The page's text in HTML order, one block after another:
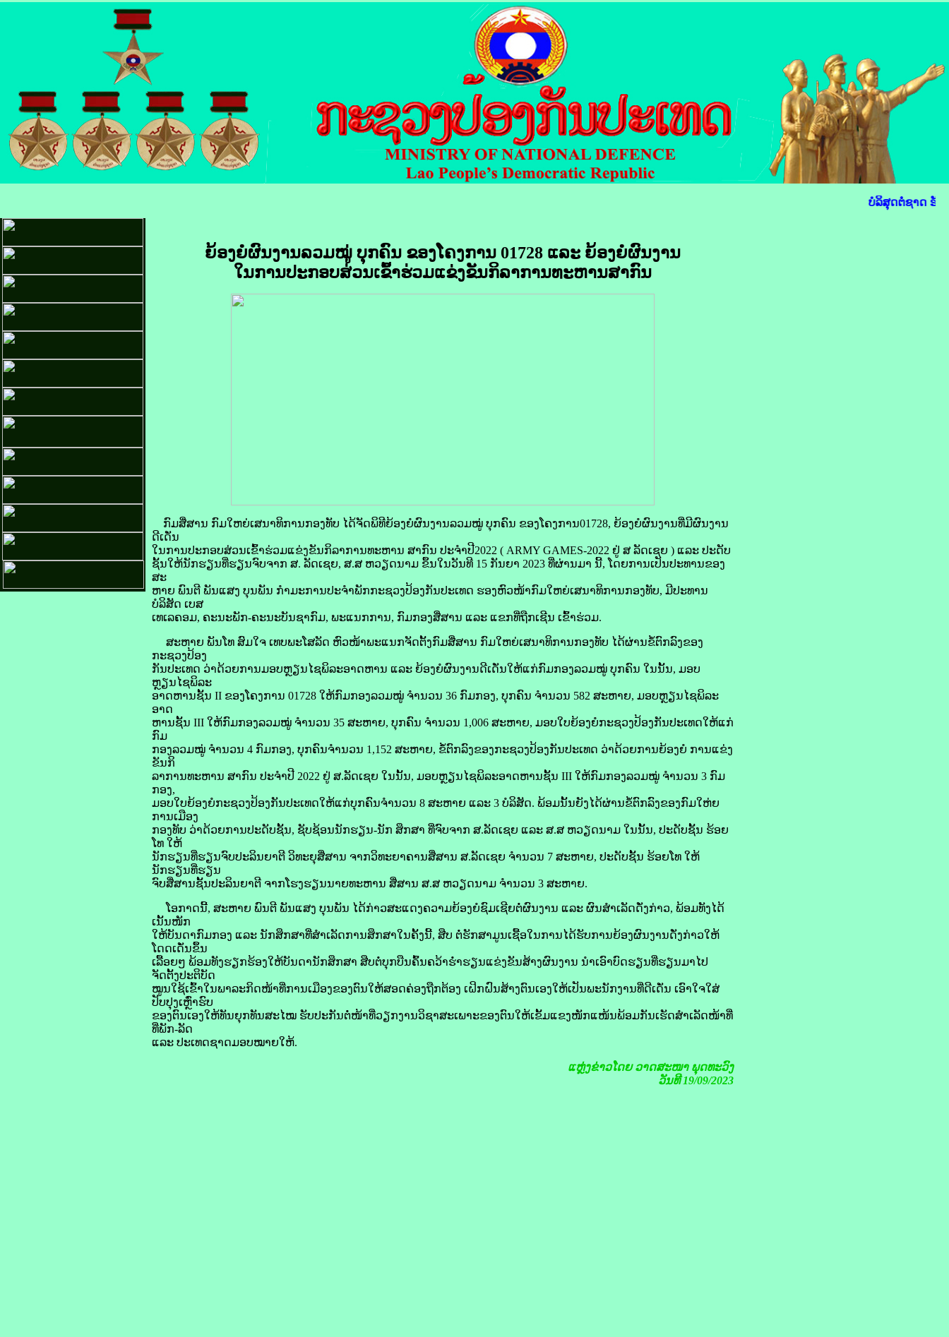
ບໍລິສຸດຕໍ່ຊາດ ຮັບ
ຍ້ອງຍໍຜົນງານລວມໝູ່ ບຸກຄົນ ຂອງໂຄງການ 01728 ແລະ ຍ້ອງຍໍຜົນງານ
ໃນການປະກອບສ່ວນເຂົ້າຮ່ວມແຂ່ງຂັນກິລາການທະຫານສາກົນ
ກົມສື່ສານ ກົມໃຫຍ່ເສນາທິການກອງທັບ ໄດ້ຈັດພິທີຍ້ອງຍໍຜົນງານລວມໝູ່ ບຸກຄົນ ຂອງໂຄງການ01728, ຍ້ອງຍໍຜົນງານທີ່ມີຜົນງານ
ດີເດັ່ນ
ໃນການປະກອບສ່ວນເຂົ້າຮ່ວມແຂ່ງຂັນກິລາການທະຫານ ສາກົນ ປະຈຳປີ2022 ( ARMY GAMES-2022 ຢູ່ ສ ລັດເຊຍ ) ແລະ ປະດັບ
ຊັ້ນໃຫ້ນັກຮຽນທີ່ຮຽນຈົບຈາກ ສ. ລັດເຊຍ, ສ.ສ ຫວຽດນາມ ຂຶ້ນໃນວັນທີ 15 ກັນຍາ 2023 ທີ່ຜ່ານມາ ນີ້, ໂດຍການເປັນປະທານຂອງ
ສະ
ຫາຍ ພົນຕີ ພັນແສງ ບຸນພັນ ກໍາມະການປະຈໍາພັກກະຊວງປ້ອງກັນປະເທດ ຮອງຫົວໜ້າກົມໃຫຍ່ເສນາທິການກອງທັບ, ມີປະທານ
ບໍລິສັດ ເບສ
ເທເລຄອມ, ຄະນະພັກ-ຄະນະບັນຊາກົມ, ພະແນກການ, ກົມກອງສື່ສານ ແລະ ແຂກທີ່ຖືກເຊີນ ເຂົ້າຮ່ວມ.
ສະຫາຍ ພັນໂທ ສົມໃຈ ເທບພະໂສລັດ ຫົວໜ້າພະແນກຈັດຕັ້ງກົມສື່ສານ ກົມໃຫຍ່ເສນາທິການກອງທັບ ໄດ້ຜ່ານຂໍ້ຕົກລົງຂອງ
ກະຊວງປ້ອງ
ກັນປະເທດ ວ່າດ້ວຍການມອບຫຼຽນໄຊພິລະອາດຫານ ແລະ ຍ້ອງຍໍຜົນງານດີເດັ່ນໃຫ້ແກ່ກົມກອງລວມໝູ່ ບຸກຄົນ ໃນນັ້ນ, ມອບ
ຫຼຽນໄຊພິລະ
ອາດຫານຊັ້ນ II ຂອງໂຄງການ 01728 ໃຫ້ກົມກອງລວມໝູ່ ຈໍານວນ 36 ກົມກອງ, ບຸກຄົນ ຈໍານວນ 582 ສະຫາຍ, ມອບຫຼຽນໄຊພິລະ
ອາດ
ຫານຊັ້ນ III ໃຫ້ກົມກອງລວມໝູ່ ຈໍານວນ 35 ສະຫາຍ, ບຸກຄົນ ຈໍານວນ 1,006 ສະຫາຍ, ມອບໃບຍ້ອງຍໍກະຊວງປ້ອງກັນປະເທດໃຫ້ແກ່
ກົມ
ກອງລວມໝູ່ ຈໍານວນ 4 ກົມກອງ, ບຸກຄົນຈໍານວນ 1,152 ສະຫາຍ, ຂໍ້ຕົກລົງຂອງກະຊວງປ້ອງກັນປະເທດ ວ່າດ້ວຍການຍ້ອງຍໍ ການແຂ່ງ
ຂັນກິ
ລາການທະຫານ ສາກົນ ປະຈຳປີ 2022 ຢູ່ ສ.ລັດເຊຍ ໃນນັ້ນ, ມອບຫຼຽນໄຊພິລະອາດຫານຊັ້ນ III ໃຫ້ກົມກອງລວມໝູ່ ຈໍານວນ 3 ກົມ
ກອງ,
ມອບໃບຍ້ອງຍໍກະຊວງປ້ອງກັນປະເທດໃຫ້ແກ່ບຸກຄົນຈໍານວນ 8 ສະຫາຍ ແລະ 3 ບໍລິສັດ. ພ້ອມນັ້ນຍັງໄດ້ຜ່ານຂໍ້ຕົກລົງຂອງກົມໃຫ່ຍ
ການເມືອງ
ກອງທັບ ວ່າດ້ວຍການປະດັບຊັ້ນ, ຊັບຊ້ອນນັກຮຽນ-ນັກ ສຶກສາ ທີ່ຈົບຈາກ ສ.ລັດເຊຍ ແລະ ສ.ສ ຫວຽດນາມ ໃນນັ້ນ, ປະດັບຊັ້ນ ຮ້ອຍ
ໂທ ໃຫ້
ນັກຮຽນທີ່ຮຽນຈົບປະລິນຍາຕີ ວິທະຍຸສື່ສານ ຈາກວິທະຍາຄານສື່ສານ ສ.ລັດເຊຍ ຈຳນວນ 7 ສະຫາຍ, ປະດັບຊັ້ນ ຮ້ອຍໂທ ໃຫ້
ນັກຮຽນທີ່ຮຽນ
ຈົບສື່ສານຊັ້ນປະລິນຍາຕີ ຈາກໂຮງຮຽນນາຍທະຫານ ສື່ສານ ສ.ສ ຫວຽດນາມ ຈຳນວນ 3 ສະຫາຍ.
ໂອກາດນີ້, ສະຫາຍ ພົນຕີ ພັນແສງ ບຸນພັນ ໄດ້ກ່າວສະແດງຄວາມຍ້ອງຍໍຊົມເຊີຍຕໍ່ຜົນງານ ແລະ ຜົນສຳເລັດດັ່ງກ່າວ, ພ້ອມທັງໄດ້
ເນັ້ນໜັກ
ໃຫ້ບັນດາກົມກອງ ແລະ ນັກສຶກສາທີ່ສໍາເລັດການສຶກສາໃນຄັ້ງນີ້, ສືບ ຕໍ່ຮັກສາມູນເຊື້ອໃນການໄດ້ຮັບການຍ້ອງຜົນງານດັ່ງກ່າວໃຫ້
ໂດດເດັ່ນຂຶ້ນ
ເລື້ອຍໆ ພ້ອມທັງຮຽກຮ້ອງໃຫ້ບັນດານັກສຶກສາ ສືບຕໍ່ບຸກບືນຄົ້ນຄວ້າຮໍ່າຮຽນແຂ່ງຂັນສ້າງຜົນງານ ນໍາເອົາບົດຮຽນທີ່ຮຽນມາໄປ
ຈັດຕັ້ງປະຕິບັດ
ໝູນໃຊ້ເຂົ້າໃນພາລະກິດໜ້າທີ່ການເມືອງຂອງຕົນໃຫ້ສອດຄ່ອງຖືກຕ້ອງ ເຝິກຝົນສ້າງຕົນເອງໃຫ້ເປັນພະນັກງານທີ່ດີເດັ່ນ ເອົາໃຈໃສ່
ປັບປຸງເຫຼົ່າຮົບ
ຂອງຕົນເອງໃຫ້ທັນຍຸກທັນສະໄໝ ຮັບປະກັນຕໍ່ໜ້າທີ່ວຽກງານວິຊາສະເພາະຂອງຕົນໃຫ້ເຂັ້ມແຂງໜັກແໜ້ນພ້ອມກັນເຮັດສໍາເລັດໜ້າທີ່
ທີ່ພັກ-ລັດ
ແລະ ປະເທດຊາດມອບໝາຍໃຫ້.
ແຫຼ່ງຂ່າວໂດຍ ວາດສະໜາ ພຸດທະວົງ
ວັນທີ 19/09/2023